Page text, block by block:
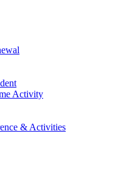
Activity
& Activities